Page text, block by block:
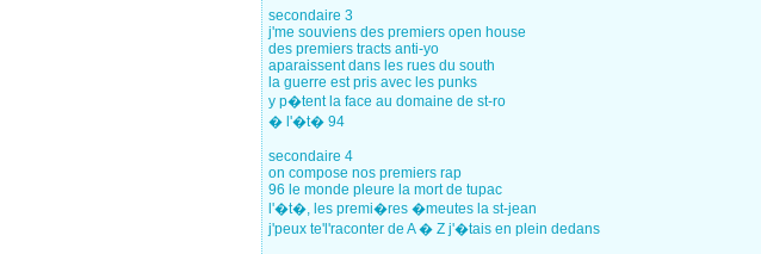
secondaire 3
j'me souviens des premiers open house
des premiers tracts anti-yo
aparaissent dans les rues du south
la guerre est pris avec les punks
y p�tent la face au domaine de st-ro
� l'�t� 94
secondaire 4
on compose nos premiers rap
96 le monde pleure la mort de tupac
l'�t�, les premi�res �meutes la st-jean
j'peux te'l'raconter de A � Z j'�tais en plein dedans